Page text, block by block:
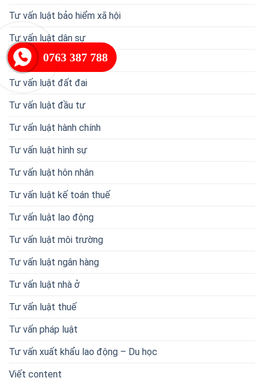
Tư vấn luật bảo hiểm xã hội
Tư vấn luật dân sự
Tư vấn luật doanh nghiệp
Tư vấn luật đất đai
Tư vấn luật đầu tư
Tư vấn luật hành chính
Tư vấn luật hình sự
Tư vấn luật hôn nhân
Tư vấn luật kế toán thuế
Tư vấn luật lao động
Tư vấn luật môi trường
Tư vấn luật ngân hàng
Tư vấn luật nhà ở
Tư vấn luật thuế
Tư vấn pháp luật
Tư vấn xuất khẩu lao động – Du học
Viết content
0763 387 788